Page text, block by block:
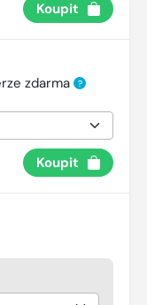
Koupit
zdarma ?
Koupit